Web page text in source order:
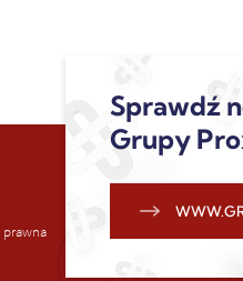
Sprawdź
Grupy
prawna